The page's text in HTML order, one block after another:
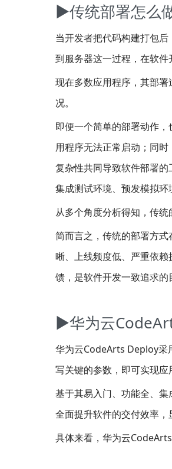
▶传统部署怎么
当开发者把代码构建打包
到服务器这一过程，在软
现在多数应用程序，其部
况。
即便一个简单的部署动作
用程序无法正常启动；同
复杂性共同导致软件部署
集成测试环境、预发模拟环
从多个角度分析得知，传统
简而言之，传统的部署方
晰、上线频度低、严重依
馈，是软件开发一致追求的
▶华为云
华为云CodeArts Deploy采
写关键的参数，即可实现应
基于其易入门、功能全、
全面提升软件的交付效率，
具体来看，华为云